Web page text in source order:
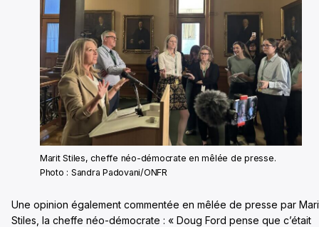
Marit Stiles, cheffe néo-démocrate en mêlée de presse.
Photo : Sandra Padovani/ONFR
Une opinion également commentée en mêlée de presse par
Stiles, la cheffe néo-démocrate : « Doug Ford pense que c’était